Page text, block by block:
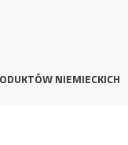
NIEMIECKICH